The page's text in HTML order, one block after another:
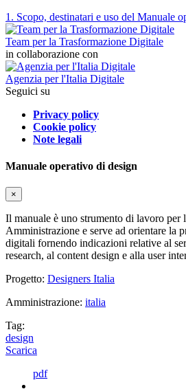
1. Scopo, destinatari e uso del Manuale
Team per la Trasformazione Digitale
in collaborazione con
Agenzia per l'Italia Digitale
Seguici su
Privacy policy
Cookie policy
Note legali
Manuale operativo di design
×
Il manuale è uno strumento di lavoro per
Amministrazione e serve ad orientare la
digitali fornendo indicazioni relative al
research, al content design e alla user
Progetto: Designers Italia
Amministrazione: italia
Tag:
design
Scarica
pdf